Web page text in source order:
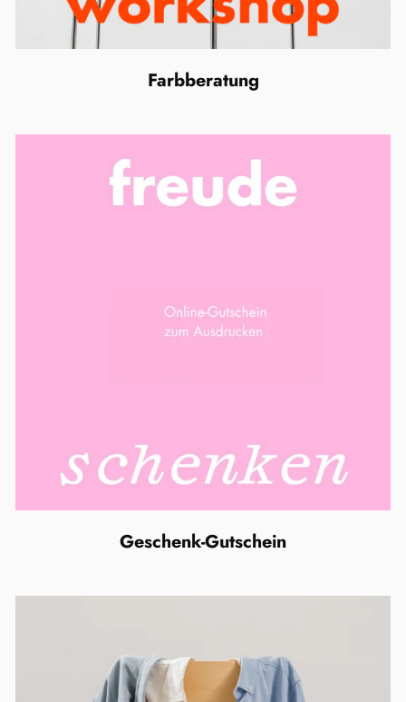
Farbberatung
Geschenk-Gutschein